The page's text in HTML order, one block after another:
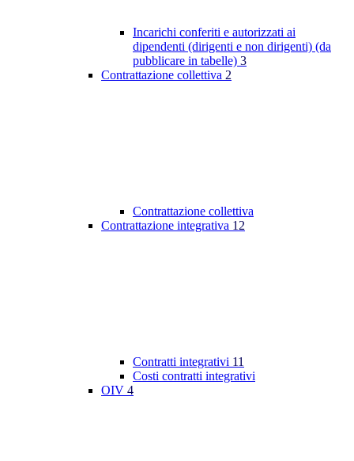
Incarichi conferiti e autorizzati ai
dipendenti (dirigenti e non dirigenti) (da
pubblicare in tabelle) 3
Contrattazione collettiva 2
Contrattazione collettiva
Contrattazione integrativa 12
Contratti integrativi 11
Costi contratti integrativi
OIV 4